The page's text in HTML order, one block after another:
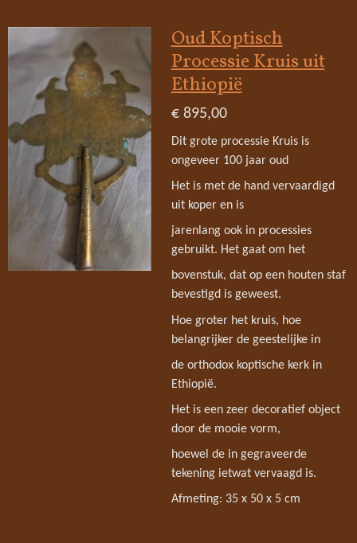
Oud Koptisch
Processie Kruis uit
Ethiopië
€ 895,00
Dit grote processie Kruis is
ongeveer 100 jaar oud
Het is met de hand vervaardigd
uit koper en is
jarenlang ook in processies
gebruikt. Het gaat om het
bovenstuk, dat op een houten staf
bevestigd is geweest.
Hoe groter het kruis, hoe
belangrijker de geestelijke in
de orthodox koptische kerk in
Ethiopië.
Het is een zeer decoratief object
door de mooie vorm,
hoewel de in gegraveerde
tekening ietwat vervaagd is.
Afmeting: 35 x 50 x 5 cm